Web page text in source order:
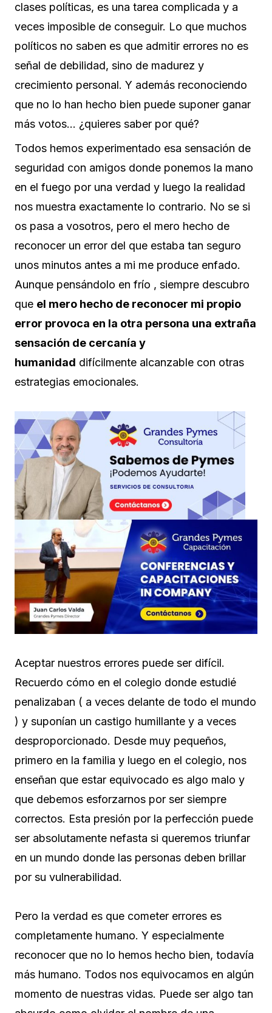
clases políticas, es una tarea complicada y a
veces imposible de conseguir. Lo que muchos
políticos no saben es que admitir errores no es
señal de debilidad, sino de madurez y
crecimiento personal. Y además reconociendo
que no lo han hecho bien puede suponer ganar
más votos… ¿quieres saber por qué?
Todos hemos experimentado esa sensación de
seguridad con amigos donde ponemos la mano
en el fuego por una verdad y luego la realidad
nos muestra exactamente lo contrario. No se si
os pasa a vosotros, pero el mero hecho de
reconocer un error del que estaba tan seguro
unos minutos antes a mi me produce enfado.
Aunque pensándolo en frío , siempre descubro
que el mero hecho de reconocer mi propio
error provoca en la otra persona una extraña
sensación de cercanía y
humanidad difícilmente alcanzable con otras
estrategias emocionales.
Aceptar nuestros errores puede ser difícil.
Recuerdo cómo en el colegio donde estudié
penalizaban ( a veces delante de todo el mundo
) y suponían un castigo humillante y a veces
desproporcionado. Desde muy pequeños,
primero en la familia y luego en el colegio, nos
enseñan que estar equivocado es algo malo y
que debemos esforzarnos por ser siempre
correctos. Esta presión por la perfección puede
ser absolutamente nefasta si queremos triunfar
en un mundo donde las personas deben brillar
por su vulnerabilidad.
Pero la verdad es que cometer errores es
completamente humano. Y especialmente
reconocer que no lo hemos hecho bien, todavía
más humano. Todos nos equivocamos en algún
momento de nuestras vidas. Puede ser algo tan